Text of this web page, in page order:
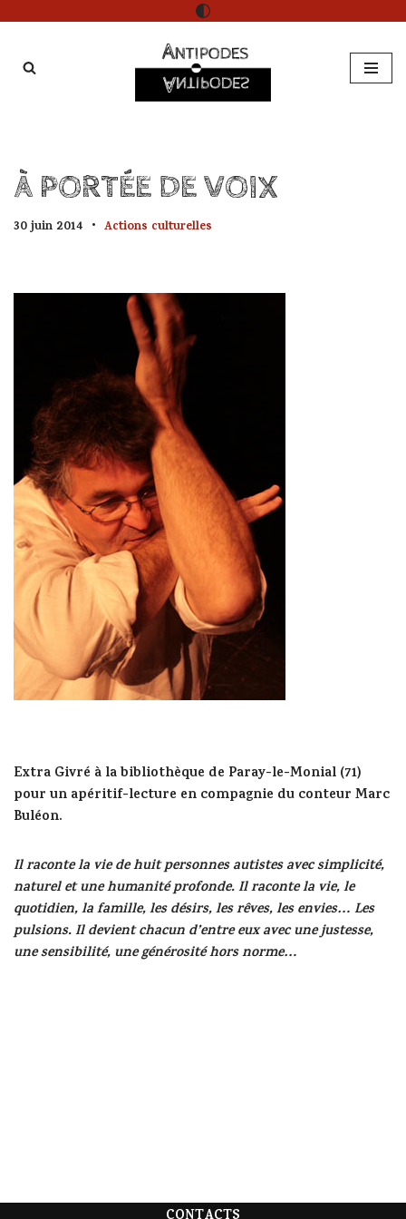
au
À PORTÉE DE VOIX
30 juin 2014 Actions culturelles
Extra Givré à la bibliothèque de Paray-le-Monial (71)
pour un apéritif-lecture en compagnie du conteur Marc
Buléon.
Il raconte la vie de huit personnes autistes avec simplicité,
naturel et une humanité profonde. Il raconte la vie, le
quotidien, la famille, les désirs, les rêves, les envies… Les
pulsions. Il devient chacun d’entre eux avec une justesse,
une sensibilité, une générosité hors norme…